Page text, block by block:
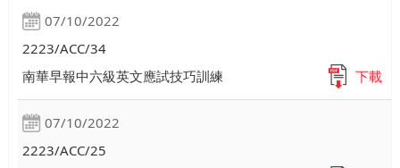
07/10/2022
2223/ACC/34
南華早報中六級英文應試技巧訓練
下載
07/10/2022
2223/ACC/25